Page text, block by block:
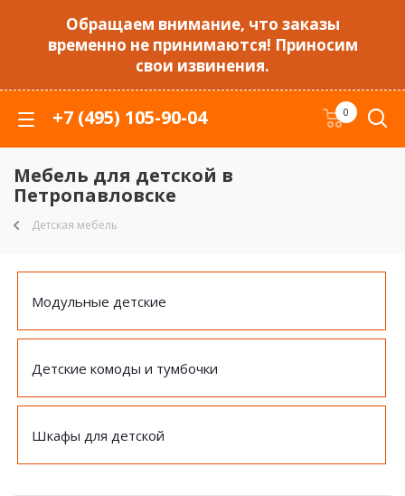
Обращаем внимание, что заказы
временно не принимаются! Приносим
свои извинения.
+7 (495) 105-90-04 0
Мебель для детской в
Петропавловске
Детская мебель
Модульные детские
Детские комоды и тумбочки
Шкафы для детской